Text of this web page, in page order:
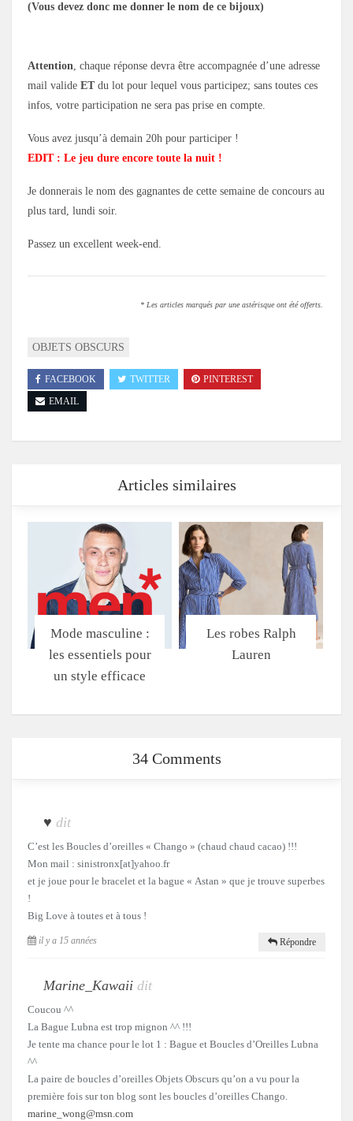
(Vous devez donc me donner le nom de ce bijoux)
Attention, chaque réponse devra être accompagnée d’une adresse
mail valide ET du lot pour lequel vous participez; sans toutes ces
infos, votre participation ne sera pas prise en compte.
Vous avez jusqu’à demain 20h pour participer !
EDIT : Le jeu dure encore toute la nuit !
Je donnerais le nom des gagnantes de cette semaine de concours au
plus tard, lundi soir.
Passez un excellent week-end.
* Les articles marqués par une astérisque ont été offerts.
OBJETS OBSCURS
FACEBOOK TWITTER
PINTEREST
EMAIL
Articles similaires
Mode masculine :
les essentiels pour
un style efficace
Les robes Ralph
Lauren
34 Comments
♥ dit
C’est les Boucles d’oreilles « Chango » (chaud chaud cacao) !!!
Mon mail : sinistronx[at]yahoo.fr
et je joue pour le bracelet et la bague « Astan » que je trouve superbes
!
Big Love à toutes et à tous !
il y a 15 années Répondre
Marine_Kawaii dit
Coucou ^^
La Bague Lubna est trop mignon ^^ !!!
Je tente ma chance pour le lot 1 : Bague et Boucles d’Oreilles Lubna
^^
La paire de boucles d’oreilles Objets Obscurs qu’on a vu pour la
première fois sur ton blog sont les boucles d’oreilles Chango.
marine_wong@msn.com